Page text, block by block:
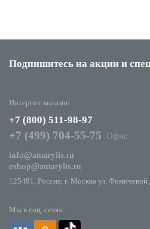
Подпишитесь на акции и
Мы в соц. сетях:
Интернет-магазин
+7 (800) 511-98-97
+7 (499) 704-55-75
Офис
info@amarylis.ru
eshop@amarylis.ru
125481, Россия, г. Москва ул. Фомичевой